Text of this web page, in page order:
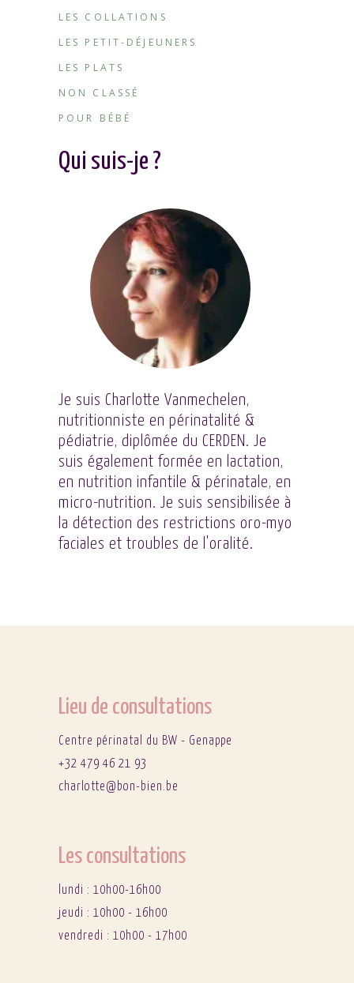
LES COLLATIONS
LES PETIT-DÉJEUNERS
LES PLATS
NON CLASSÉ
POUR BÉBÉ
Qui suis-je ?
Je suis Charlotte Vanmechelen,
nutritionniste en périnatalité &
pédiatrie, diplômée du CERDEN. Je
suis également formée en lactation,
en nutrition infantile & périnatale, en
micro-nutrition. Je suis sensibilisée à
la détection des restrictions oro-myo
faciales et troubles de l'oralité.
Lieu de consultations
Centre périnatal du BW - Genappe
+32 479 46 21 93
charlotte@bon-bien.be
Les consultations
lundi : 10h00-16h00
jeudi : 10h00 - 16h00
vendredi : 10h00 - 17h00